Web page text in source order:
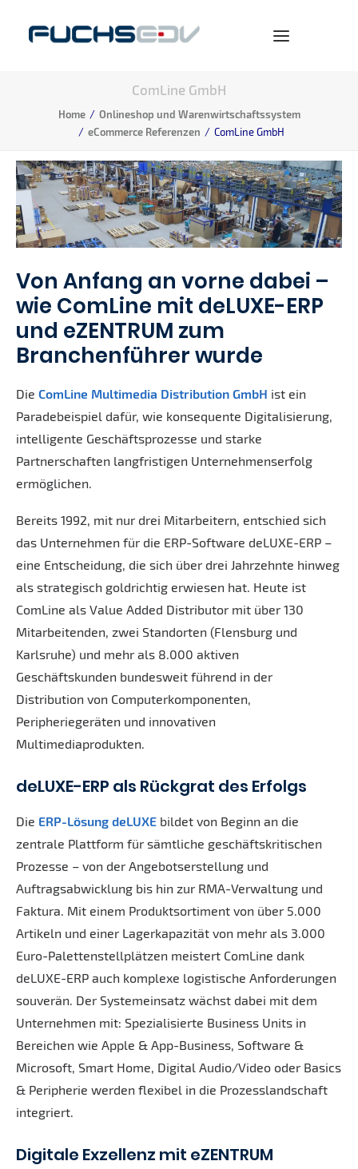
WARENWIRTSCHAFT
BERATUNG
NEWS
UNTERNEHMEN
SEARCH
ComLine GmbH
Home
Onlineshop und Warenwirtschaftssystem
eCommerce Referenzen
ComLine GmbH
Von Anfang an vorne dabei –
wie ComLine mit deLUXE-ERP
und eZENTRUM zum
Branchenführer wurde
Die ComLine Multimedia Distribution GmbH ist ein
Paradebeispiel dafür, wie konsequente Digitalisierung,
intelligente Geschäftsprozesse und starke
Partnerschaften langfristigen Unternehmenserfolg
ermöglichen.
Bereits 1992, mit nur drei Mitarbeitern, entschied sich
das Unternehmen für die ERP-Software deLUXE-ERP –
eine Entscheidung, die sich über drei Jahrzehnte hinweg
als strategisch goldrichtig erwiesen hat. Heute ist
ComLine als Value Added Distributor mit über 130
Mitarbeitenden, zwei Standorten (Flensburg und
Karlsruhe) und mehr als 8.000 aktiven
Geschäftskunden bundesweit führend in der
Distribution von Computerkomponenten,
Peripheriegeräten und innovativen
Multimediaprodukten.
deLUXE-ERP als Rückgrat des Erfolgs
Die ERP-Lösung deLUXE bildet von Beginn an die
zentrale Plattform für sämtliche geschäftskritischen
Prozesse – von der Angebotserstellung und
Auftragsabwicklung bis hin zur RMA-Verwaltung und
Faktura. Mit einem Produktsortiment von über 5.000
Artikeln und einer Lagerkapazität von mehr als 3.000
Euro-Palettenstellplätzen meistert ComLine dank
deLUXE-ERP auch komplexe logistische Anforderungen
souverän. Der Systemeinsatz wächst dabei mit dem
Unternehmen mit: Spezialisierte Business Units in
Bereichen wie Apple & App-Business, Software &
Microsoft, Smart Home, Digital Audio/Video oder Basics
& Peripherie werden flexibel in die Prozesslandschaft
integriert.
Digitale Exzellenz mit eZENTRUM